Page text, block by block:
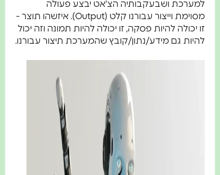
למערכת ושבעקבותיה הצ'אט יבצע פעולה
מסוימת וייצור עבורנו קלט (Output). איזשהו תוצר -
זו יכולה להיות פסקה, זו יכולה להיות תמונה וזה יכול
להיות גם מידע/נתון/קובץ שהמערכת תיצור עבורנו.